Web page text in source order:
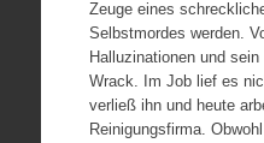
Zeuge eines
Selbstmordes werden.
Halluzinationen und
Wrack. Im Job lief es
verließ ihn und heute
Reinigungsfirma.